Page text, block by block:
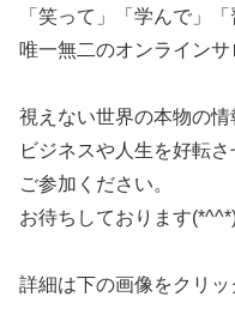
「笑って」​「学んで」
唯一無二のオンラインサ
視えない世界の本物の情
ビジネスや人生を好転さ
​ご参加ください。
お待ちしております
詳細は下の画像をクリッ